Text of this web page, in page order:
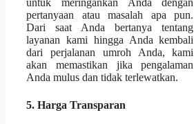
untuk meringankan Anda dengan
pertanyaan atau masalah apa pun.
Dari saat Anda bertanya tentang
layanan kami hingga Anda kembali
dari perjalanan umroh Anda, kami
akan memastikan jika pengalaman
Anda mulus dan tidak terlewatkan.
5. Harga Transparan